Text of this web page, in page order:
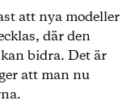
att nya modeller
där den
bidra. Det är
att man nu